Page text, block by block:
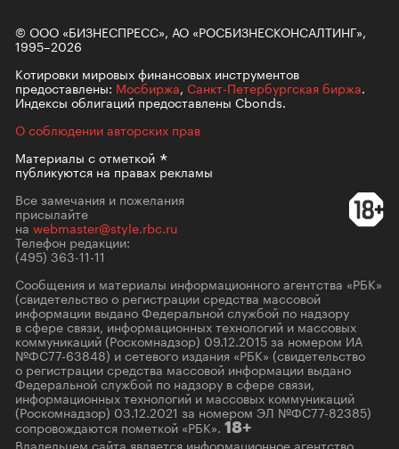
© ООО «БИЗНЕСПРЕСС», АО «РОСБИЗНЕСКОНСАЛТИНГ»,
1995–2026
Котировки мировых финансовых инструментов
предоставлены: Мосбиржа, Санкт-Петербургская биржа.
Индексы облигаций предоставлены Cbonds.
О соблюдении авторских прав
Материалы сотметкой
публикуются на правах рекламы
Все замечания и пожелания
присылайте
на webmaster@style.rbc.ru
Телефон редакции:
(495) 363-11-11
Сообщения и материалы информационного агентства «РБК»
(свидетельство о регистрации средства массовой
информации выдано Федеральной службой по надзору
в сфере связи, информационных технологий и массовых
коммуникаций (Роскомнадзор) 09.12.2015 за номером ИА
№ФС77-63848) и сетевого издания «РБК» (свидетельство
о регистрации средства массовой информации выдано
Федеральной службой по надзору в сфере связи,
информационных технологий и массовых коммуникаций
(Роскомнадзор) 03.12.2021 за номером ЭЛ №ФС77-82385)
сопровождаются пометкой «РБК». 18+
Владельцем сайта является информационное агентство